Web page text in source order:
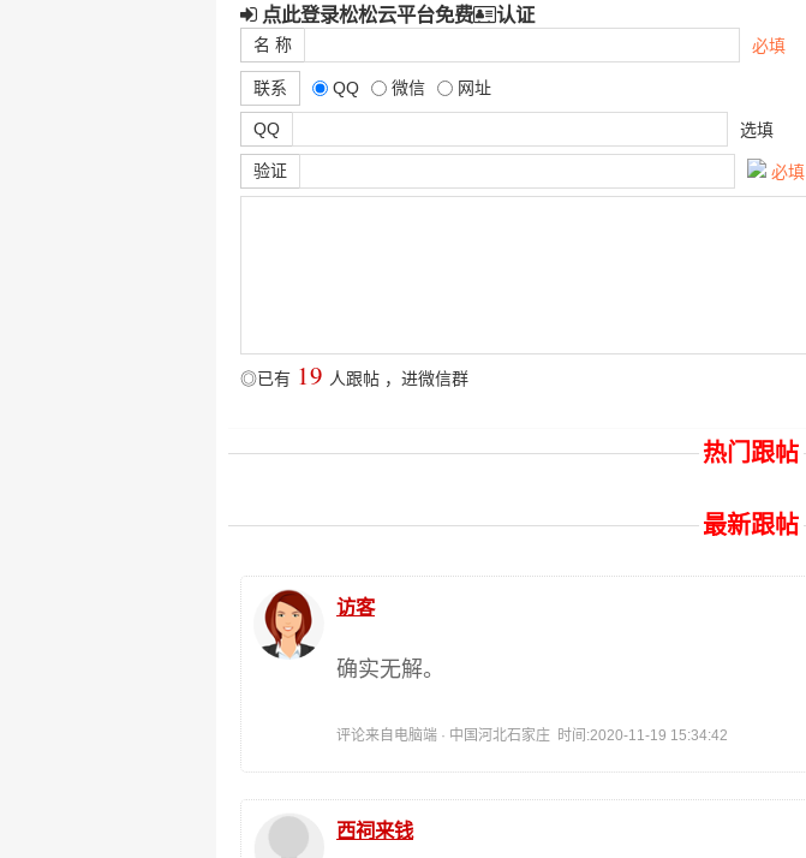
点此登录松松云平台免费 认证
名 称 必填
联系 QQ 微信 网址
QQ 选填
验证 必填
◎已有 19 人跟帖 ， 进微信群
热门跟帖
最新跟帖
访客
确实无解。
评论来自电脑端 · 中国河北石家庄 时间:2020-11-19 15:34:42
西祠来钱